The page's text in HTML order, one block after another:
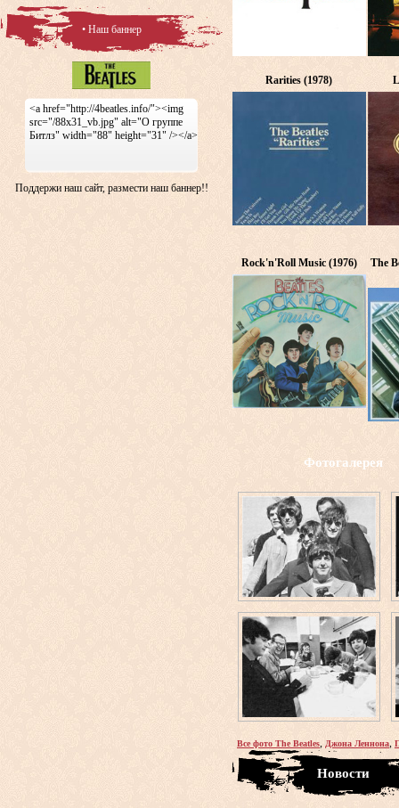
Rarities (1978)
Rock'n'Roll Music (1976) The
Фотогалерея
Все фото The Beatles, Джона Леннона,
Новости
• Наш баннер
<a href="http://4beatles.info/"><img
src="/88x31_vb.jpg" alt="О группе
Битлз" width="88" height="31" /></a>
Поддержи наш сайт, размести наш баннер!!